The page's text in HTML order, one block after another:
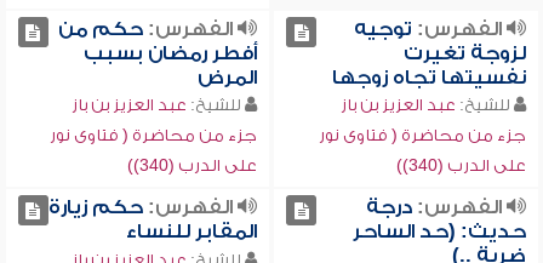
الفهرس: توجيه
لزوجة تغيرت
نفسيتها تجاه زوجها
للشيخ: عبد العزيز بن باز
جزء من محاضرة ( فتاوى نور
على الدرب (340))
الفهرس:حكم من
أفطر رمضان بسبب
المرض
للشيخ: عبد العزيز بن باز
جزء من محاضرة ( فتاوى نور
على الدرب (340))
الفهرس:درجة
حديث: (حد الساحر
ضربة ..)
الفهرس:حكم زيارة
المقابر للنساء